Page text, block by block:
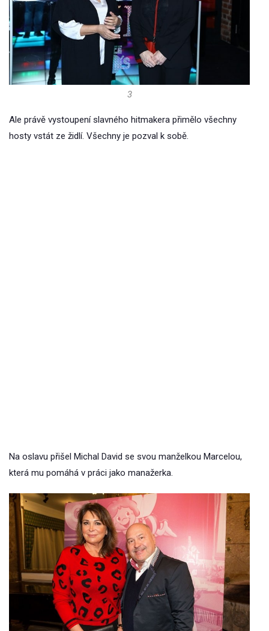
3
Ale právě vystoupení slavného hitmakera přimělo všechny
hosty vstát ze židlí. Všechny je pozval k sobě.
Na oslavu přišel Michal David se svou manželkou Marcelou,
která mu pomáhá v práci jako manažerka.